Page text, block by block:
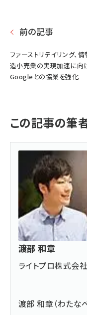
前の記事
ファーストリテイリング、
造小売業の実現加速に向
Googleとの協業を強化
この記事の筆
渡部 和章
ライトプロ株式会
渡部 和章（わたな